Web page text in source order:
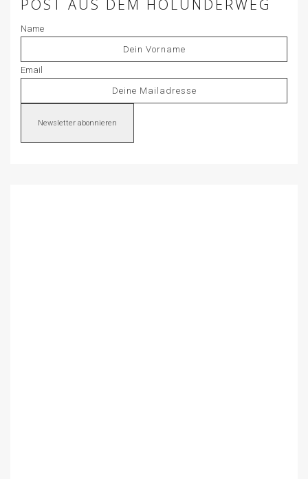
POST AUS DEM HOLUNDERWEG
Name
Email
Newsletter abonnieren